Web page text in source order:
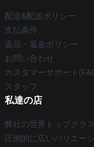
配送&配送ポリシー
支払条件
返品・返金ポリシー
お問い合わせ
カスタマーサポート
スタッフ
私達の店
弊社の世界トップクラ
圧倒的に広いバリエー